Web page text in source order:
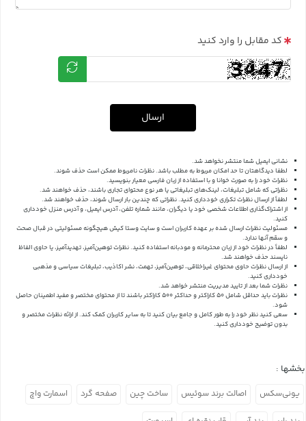
کد مقابل را وارد کنید
ارسال
نشانی ایمیل شما منتشر نخواهد شد.
لطفا دیدگاهتان تا حد امکان مربوط به مطلب باشد. نظرات نامربوط ممکن است حذف شوند.
نظرات خود را به صورت خوانا و با استفاده از زبان فارسی معیار بنویسید.
نظراتی که شامل تبلیغات، لینک‌های تبلیغاتی یا هر نوع محتوای تجاری باشند، حذف خواهند شد.
لطفاً از ارسال نظرات تکراری خودداری کنید. نظراتی که چندین بار ارسال شوند، حذف خواهند شد.
از اشتراک‌گذاری اطلاعات شخصی خود یا دیگران، مانند شماره تلفن، آدرس ایمیل، و آدرس منزل خودداری
کنید.
مسئولیت نظرات ارسال شده بر عهده کاربران است و سایت وستا کیش هیچگونه مسئولیتی در قبال صحت
و سقم آنها ندارد.
لطفاً در نظرات خود از زبان محترمانه و مودبانه استفاده کنید. نظرات توهین‌آمیز، تهدیدآمیز، یا حاوی الفاظ
ناپسند حذف خواهند شد.
از ارسال نظرات حاوی محتوای غیراخلاقی، توهین‌آمیز، تهمت، نشر اکاذیب، تبلیغات سیاسی و مذهبی
خودداری کنید.
نظرات شما بعد از تایید مدیریت منتشر خواهد شد.
نظرات باید حداقل شامل 50 کاراکتر و حداکثر 500 کاراکتر باشند تا از محتوای مختصر و مفید اطمینان حاصل
شود.
سعی کنید نظر خود را به طور کامل و جامع بیان کنید تا به سایر کاربران کمک کند.از ارائه نظرات مختصر و
بدون توضیح خودداری کنید.
بخشها :
یونی‌سکس اصالت برند سوئیس ساخت چین صفحه گرد اسمارت واچ